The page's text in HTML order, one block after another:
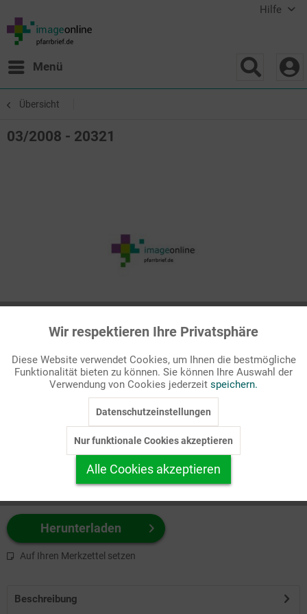
Hilfe
Menü
Übersicht
03/2008 - 20321
Passende Stichworte
Feste/Feiern, Gemeindeleben
zuerst Ihr Produktformat aus.
z.B. Farbe-Grafik, Schwarz-Weiß-Grafik, mit/ohne Text ...
Herunterladen
Auf Ihren Merkzettel setzen
Beschreibung
Funktionale Aktiv
Marketing Inaktiv
Personalisierung Inaktiv
Service
Wir respektieren Ihre Privatsphäre
Diese Website verwendet Cookies, um Ihnen die bestmögliche
Funktionalität bieten zu können. Sie können Ihre Auswahl der
Verwendung von Cookies jederzeit speichern.
Datenschutzeinstellungen
Nur funktionale Cookies akzeptieren
Alle Cookies akzeptieren